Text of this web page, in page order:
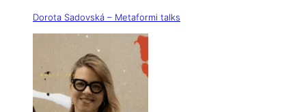
Dorota Sadovská – Metaformi talks